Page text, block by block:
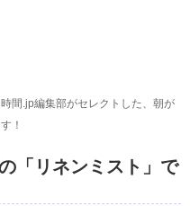
間.jp編集部がセレクトした、朝が
！
「リネンミスト」で